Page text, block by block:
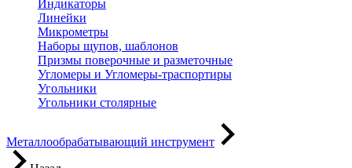
Индикаторы
Линейки
Микрометры
Наборы щупов, шаблонов
Призмы поверочные и разметочные
Угломеры и Угломеры-траспортиры
Угольники
Угольники столярные
Металлообрабатывающий инструмент